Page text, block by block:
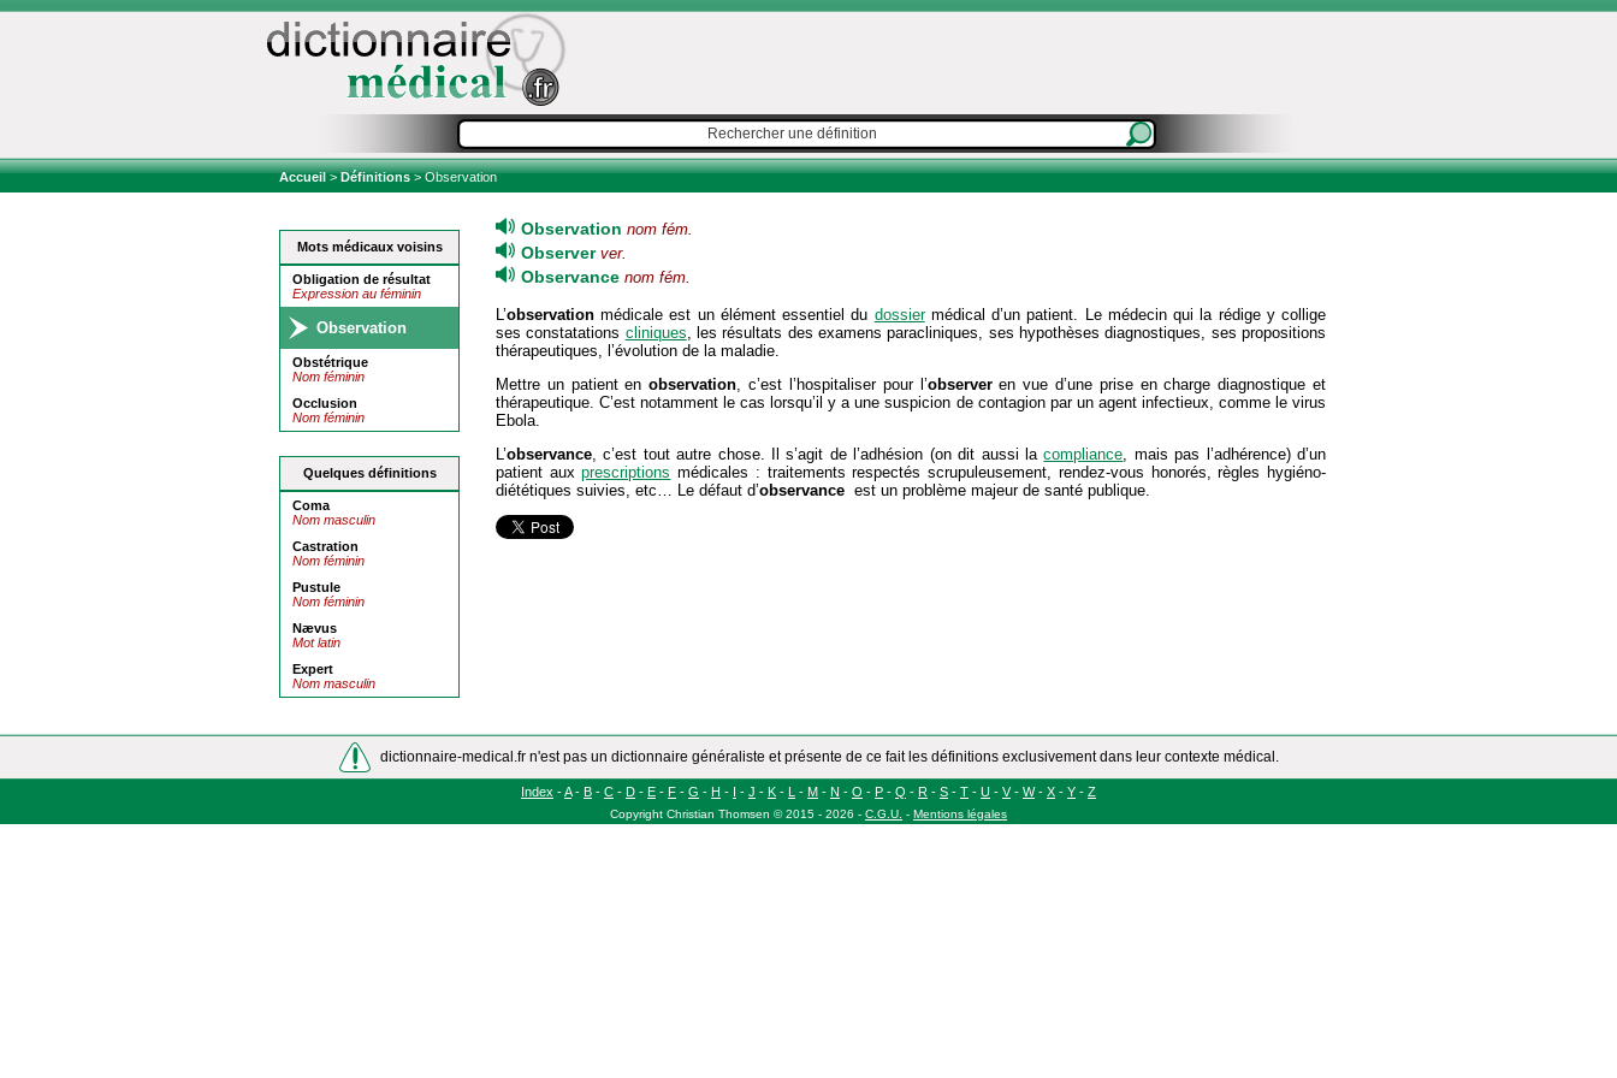
Accueil>Définitions> Observation
Mots médicaux voisins
Obligation de résultat
Expression au féminin
Observation
Obstétrique
Nom féminin
Occlusion
Nom féminin
Quelques définitions
Coma
Nom masculin
Castration
Nom féminin
Pustule
Nom féminin
Nævus
Mot latin
Expert
Nom masculin
Observation nom fém.
Observer ver.
Observance nom fém.
L’observation médicale est un élément essentiel du dossiermédical d’un patient. Le médecin qui la rédige y collige
ses constatations cliniques, les résultats des examens paracliniques, ses hypothèses diagnostiques, ses propositions
thérapeutiques, l’évolution de la maladie.
Mettre un patient enobservation, c’est l’hospitaliser pour l’observeren vue d’une prise en charge diagnostique et
thérapeutique. C’est notamment le cas lorsqu’il y a une suspicion de contagion par un agent infectieux, comme le virus
Ebola.
L’observance, c’est tout autre chose. Il s’agit de l’adhésion (on dit aussi lacompliance, mais pas l’adhérence) d’un
patient auxprescriptions médicales : traitements respectés scrupuleusement, rendez-vous honorés, règles hygiéno-
diététiques suivies, etc… Le défaut d’observance est un problème majeur de santé publique.
dictionnaire-medical.fr n'est pas un dictionnaire généraliste et présente de ce fait les définitions exclusivement dans leur contexte médical.
Index -A- B - C - D - E - F - G - H - I - J - K - L - M - N - O - P - Q - R - S - T - U - V- W- X - Y - Z
Copyright Christian Thomsen ©2015 - 2026 - C.G.U. - Mentions légales